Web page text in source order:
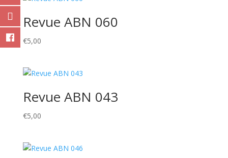
Revue ABN 060
€5,00
Revue ABN 043
€5,00